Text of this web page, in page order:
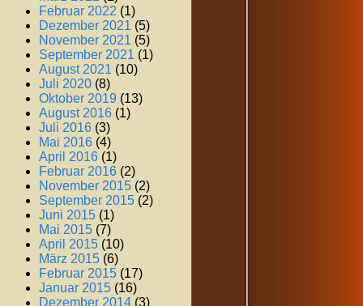
Februar 2022 (1)
Dezember 2021 (5)
November 2021 (5)
September 2021 (1)
August 2021 (10)
Juli 2020 (8)
Oktober 2019 (13)
August 2016 (1)
Juli 2016 (3)
Mai 2016 (4)
April 2016 (1)
Februar 2016 (2)
November 2015 (2)
September 2015 (2)
Juni 2015 (1)
Mai 2015 (7)
April 2015 (10)
März 2015 (6)
Februar 2015 (17)
Januar 2015 (16)
Dezember 2014 (3)